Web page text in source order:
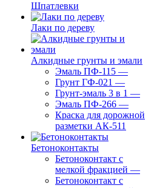
Шпатлевки
Лаки по дереву
Алкидные грунты и эмали
Эмаль ПФ-115 —
Грунт ГФ-021 —
Грунт-эмаль 3 в 1 —
Эмаль ПФ-266 —
Краска для дорожной
разметки АК-511
Бетоноконтакты
Бетоноконтакт с
мелкой фракцией —
Бетоноконтакт с